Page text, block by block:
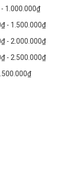
1.000.000₫
- 1.500.000₫
- 2.000.000₫
- 2.500.000₫